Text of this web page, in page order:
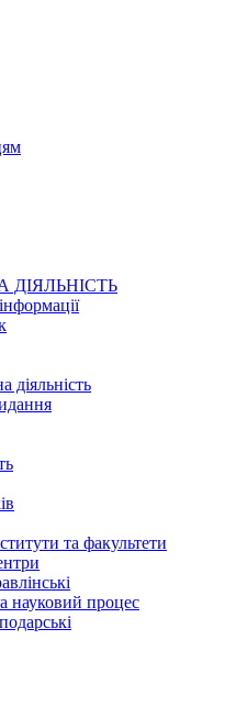
діяльність
та факультети
науковий процес